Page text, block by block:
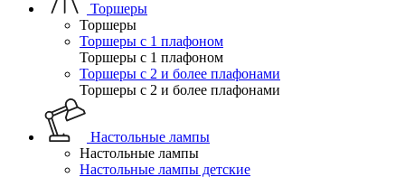
Торшеры
Торшеры
Торшеры с 1 плафоном
Торшеры с 1 плафоном
Торшеры с 2 и более плафонами
Торшеры с 2 и более плафонами
Настольные лампы
Настольные лампы
Настольные лампы детские